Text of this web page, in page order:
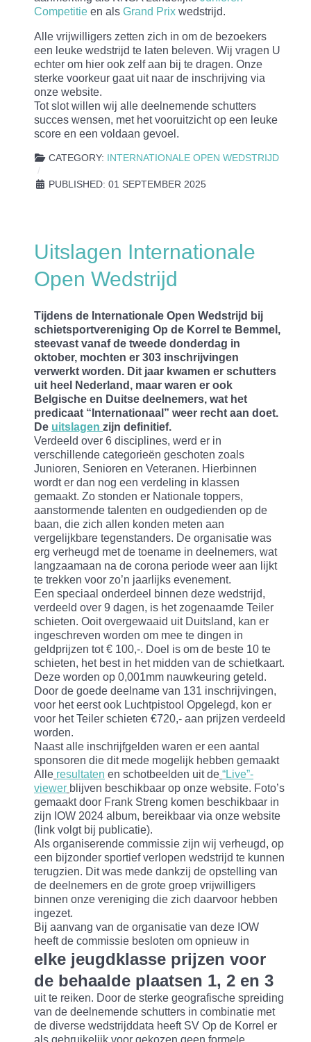
Competitie en als Grand Prix wedstrijd.
Alle vrijwilligers zetten zich in om de bezoekers
een leuke wedstrijd te laten beleven. Wij vragen U
echter om hier ook zelf aan bij te dragen. Onze
sterke voorkeur gaat uit naar de inschrijving via
onze website.
Tot slot willen wij alle deelnemende schutters
succes wensen, met het vooruitzicht op een leuke
score en een voldaan gevoel.
CATEGORY: INTERNATIONALE OPEN WEDSTRIJD
PUBLISHED: 01 SEPTEMBER 2025
Uitslagen Internationale
Open Wedstrijd
Tijdens de Internationale Open Wedstrijd bij
schietsportvereniging Op de Korrel te Bemmel,
steevast vanaf de tweede donderdag in
oktober, mochten er 303 inschrijvingen
verwerkt worden. Dit jaar kwamen er schutters
uit heel Nederland, maar waren er ook
Belgische en Duitse deelnemers, wat het
predicaat “Internationaal” weer recht aan doet.
De uitslagen zijn definitief.
Verdeeld over 6 disciplines, werd er in
verschillende categorieën geschoten zoals
Junioren, Senioren en Veteranen. Hierbinnen
wordt er dan nog een verdeling in klassen
gemaakt. Zo stonden er Nationale toppers,
aanstormende talenten en oudgedienden op de
baan, die zich allen konden meten aan
vergelijkbare tegenstanders. De organisatie was
erg verheugd met de toename in deelnemers, wat
langzaamaan na de corona periode weer aan lijkt
te trekken voor zo’n jaarlijks evenement.
Een speciaal onderdeel binnen deze wedstrijd,
verdeeld over 9 dagen, is het zogenaamde Teiler
schieten. Ooit overgewaaid uit Duitsland, kan er
ingeschreven worden om mee te dingen in
geldprijzen tot € 100,-. Doel is om de beste 10 te
schieten, het best in het midden van de schietkaart.
Deze worden op 0,001mm nauwkeuring geteld.
Door de goede deelname van 131 inschrijvingen,
voor het eerst ook Luchtpistool Opgelegd, kon er
voor het Teiler schieten €720,- aan prijzen verdeeld
worden.
Naast alle inschrijfgelden waren er een aantal
sponsoren die dit mede mogelijk hebben gemaakt
Alle resultaten en schotbeelden uit de “Live”-
viewer blijven beschikbaar op onze website. Foto’s
gemaakt door Frank Streng komen beschikbaar in
zijn IOW 2024 album, bereikbaar via onze website
(link volgt bij publicatie).
Als organiserende commissie zijn wij verheugd, op
een bijzonder sportief verlopen wedstrijd te kunnen
terugzien. Dit was mede dankzij de opstelling van
de deelnemers en de grote groep vrijwilligers
binnen onze vereniging die zich daarvoor hebben
ingezet.
Bij aanvang van de organisatie van deze IOW
heeft de commissie besloten om opnieuw in
elke jeugdklasse prijzen voor
de behaalde plaatsen 1, 2 en 3
uit te reiken. Door de sterke geografische spreiding
van de deelnemende schutters in combinatie met
de diverse wedstrijddata heeft SV Op de Korrel er
als gebruikelijk voor gekozen geen formele